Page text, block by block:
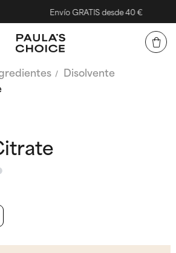
Envío GRATIS desde 40 €
Disolvente